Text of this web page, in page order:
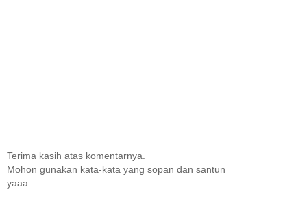
Terima kasih atas komentarnya.
Mohon gunakan kata-kata yang sopan dan santun
yaaa.....